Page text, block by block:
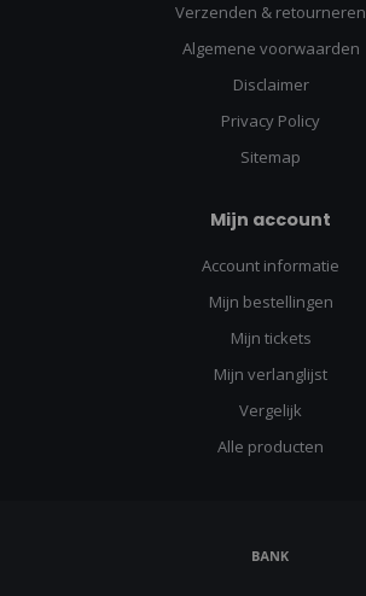
Verzenden & retourneren
Algemene voorwaarden
Disclaimer
Privacy Policy
Sitemap
Mijn account
Account informatie
Mijn bestellingen
Mijn tickets
Mijn verlanglijst
Vergelijk
Alle producten